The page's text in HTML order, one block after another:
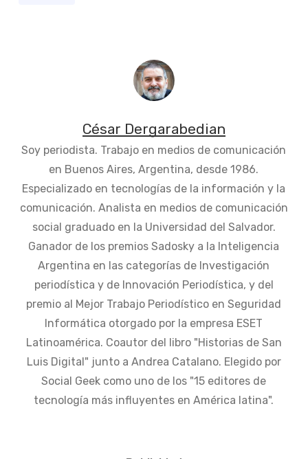
César Dergarabedian
Soy periodista. Trabajo en medios de comunicación
en Buenos Aires, Argentina, desde 1986.
Especializado en tecnologías de la información y la
comunicación. Analista en medios de comunicación
social graduado en la Universidad del Salvador.
Ganador de los premios Sadosky a la Inteligencia
Argentina en las categorías de Investigación
periodística y de Innovación Periodística, y del
premio al Mejor Trabajo Periodístico en Seguridad
Informática otorgado por la empresa ESET
Latinoamérica. Coautor del libro "Historias de San
Luis Digital" junto a Andrea Catalano. Elegido por
Social Geek como uno de los "15 editores de
tecnología más influyentes en América latina".